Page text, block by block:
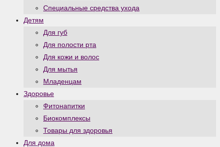
Специальные средства ухода
Детям
Для губ
Для полости рта
Для кожи и волос
Для мытья
Младенцам
Здоровье
Фитонапитки
Биокомплексы
Товары для здоровья
Для дома